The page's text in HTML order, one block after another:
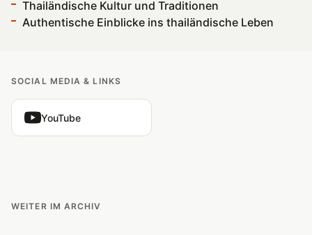
Thailändische Kultur und Traditionen
Authentische Einblicke ins thailändische Leben
SOCIAL MEDIA & LINKS
YouTube
WEITER IM ARCHIV